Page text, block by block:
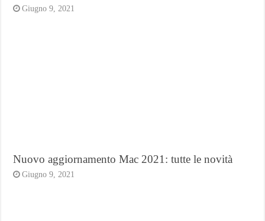
Giugno 9, 2021
Nuovo aggiornamento Mac 2021: tutte le novità
Giugno 9, 2021